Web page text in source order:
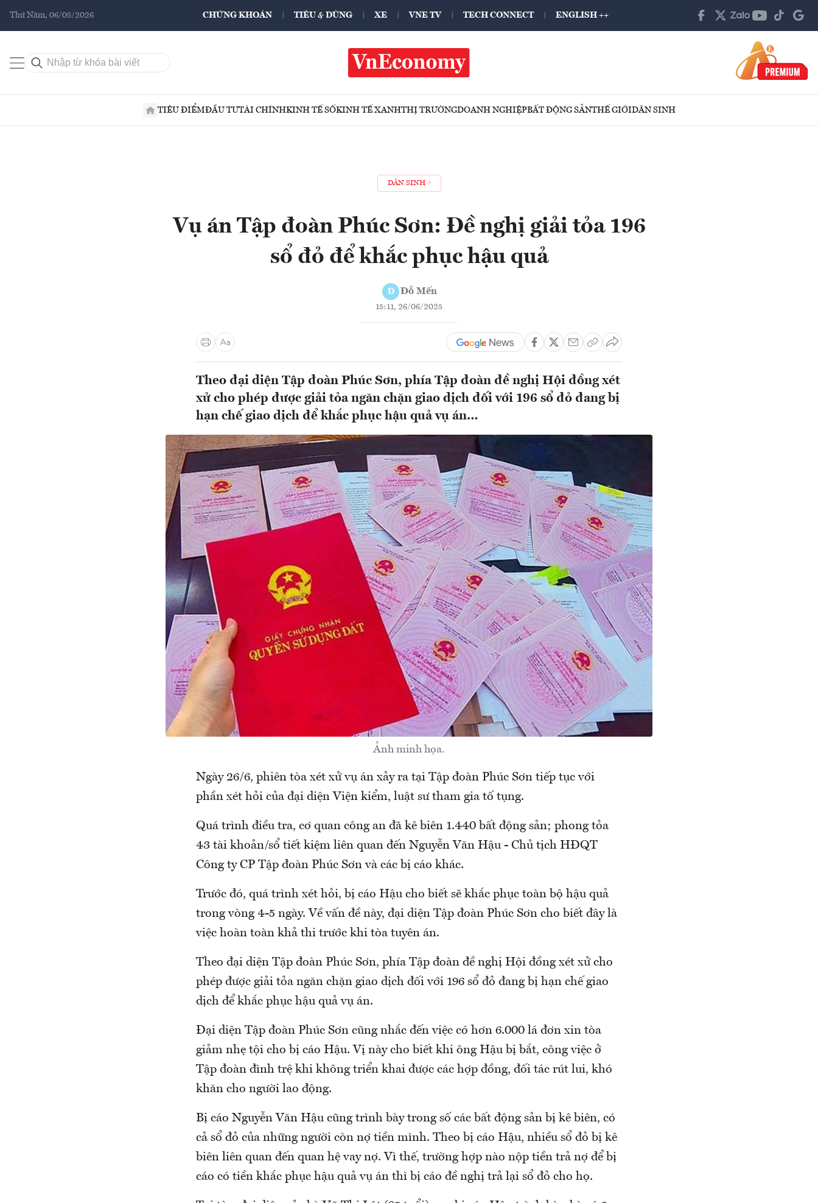
Thứ Năm, 06/08/2026 CHỨNG KHOÁN TIÊU & DÙNG XE VNE TV TECH CONNECT ENGLISH ++
TIÊU ĐIỂMĐẦU TƯTÀI CHÍNHKINH TẾ SỐKINH TẾ XANHTHỊ TRƯỜNGDOANH NGHIỆPBẤT ĐỘNG SẢNTHẾ GIỚIDÂN SINH
DÂN SINH
Vụ án Tập đoàn Phúc Sơn: Đề nghị giải tỏa 196
sổ đỏ để khắc phục hậu quả
Đ Đỗ Mến
15:11, 26/06/2025
Theo đại diện Tập đoàn Phúc Sơn, phía Tập đoàn đề nghị Hội đồng xét
xử cho phép được giải tỏa ngăn chặn giao dịch đối với 196 sổ đỏ đang bị
hạn chế giao dịch để khắc phục hậu quả vụ án…
Ảnh minh họa.
Ngày 26/6, phiên tòa xét xử vụ án xảy ra tại Tập đoàn Phúc Sơn tiếp tục với
phần xét hỏi của đại diện Viện kiểm, luật sư tham gia tố tụng.
Quá trình điều tra, cơ quan công an đã kê biên 1.440 bất động sản; phong tỏa
43 tài khoản/sổ tiết kiệm liên quan đến Nguyễn Văn Hậu - Chủ tịch HĐQT
Công ty CP Tập đoàn Phúc Sơn và các bị cáo khác.
Trước đó, quá trình xét hỏi, bị cáo Hậu cho biết sẽ khắc phục toàn bộ hậu quả
trong vòng 4-5 ngày. Về vấn đề này, đại diện Tập đoàn Phúc Sơn cho biết đây là
việc hoàn toàn khả thi trước khi tòa tuyên án.
Theo đại diện Tập đoàn Phúc Sơn, phía Tập đoàn đề nghị Hội đồng xét xử cho
phép được giải tỏa ngăn chặn giao dịch đối với 196 sổ đỏ đang bị hạn chế giao
dịch để khắc phục hậu quả vụ án.
Đại diện Tập đoàn Phúc Sơn cũng nhắc đến việc có hơn 6.000 lá đơn xin tòa
giảm nhẹ tội cho bị cáo Hậu. Vị này cho biết khi ông Hậu bị bắt, công việc ở
Tập đoàn đình trệ khi không triển khai được các hợp đồng, đối tác rút lui, khó
khăn cho người lao động.
Bị cáo Nguyễn Văn Hậu cũng trình bày trong số các bất động sản bị kê biên, có
cả sổ đỏ của những người còn nợ tiền mình. Theo bị cáo Hậu, nhiều sổ đỏ bị kê
biên liên quan đến quan hệ vay nợ. Vì thế, trường hợp nào nộp tiền trả nợ để bị
cáo có tiền khắc phục hậu quả vụ án thì bị cáo đề nghị trả lại sổ đỏ cho họ.